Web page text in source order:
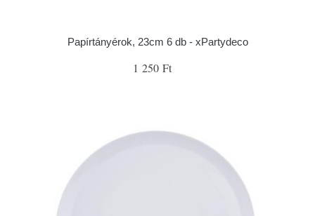
Papírtányérok, 23cm 6 db - xPartydeco
1 250 Ft